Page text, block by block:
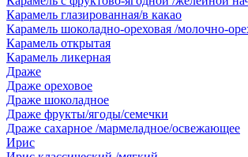
Карамель глазированная/в какао
Карамель шоколадно-ореховая /молочно-
Карамель открытая
Карамель ликерная
Драже
Драже ореховое
Драже шоколадное
Драже фрукты/ягоды/семечки
Драже сахарное /мармеладное/освежающее
Ирис